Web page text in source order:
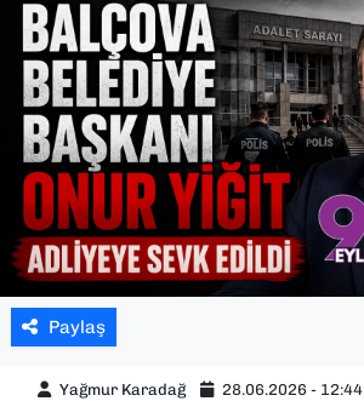
Paylaş
Yağmur Karadağ 28.06.2026 - 12:44
YAŞAM
YEREL YÖNETİMLER